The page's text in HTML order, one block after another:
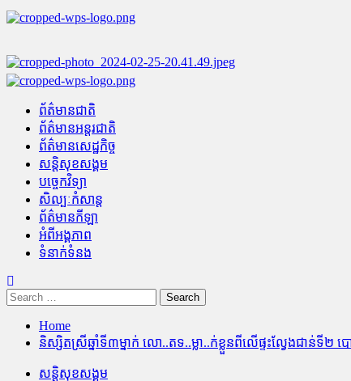
Skip
to
Primary
ព័ត៌មានជាតិ
ព័ត៌មានអន្តរជាតិ
ព័ត៌មានសេដ្ឋកិច្ច
សន្តិសុខសង្គម
បច្ចេកវិទ្យា
សិល្បៈកំសាន្ត
ព័ត៌មានកីឡា
អំពីអង្គភាព
ទំនាក់ទំនង
Search
for:
Home
និស្សិតស្រីឆ្នាំទី៣ម្នាក់ លោ..តទ..ម្លា..ក់ខ្លួនពីលើផ្ទះល្វែងជាន់
សន្តិសុខសង្គម